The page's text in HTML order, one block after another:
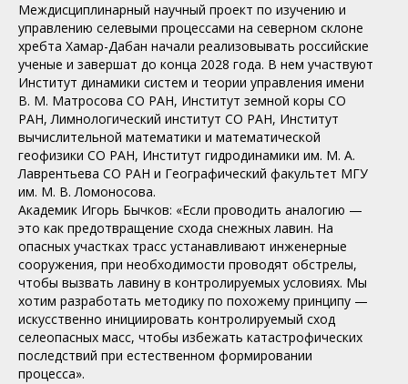
Междисциплинарный научный проект по изучению и
управлению селевыми процессами на северном склоне
хребта Хамар-Дабан начали реализовывать российские
ученые и завершат до конца 2028 года. В нем участвуют
Институт динамики систем и теории управления имени
В. М. Матросова СО РАН, Институт земной коры СО
РАН, Лимнологический институт СО РАН, Институт
вычислительной математики и математической
геофизики СО РАН, Институт гидродинамики им. М. А.
Лаврентьева СО РАН и Географический факультет МГУ
им. М. В. Ломоносова.
Академик Игорь Бычков: «Если проводить аналогию —
это как предотвращение схода снежных лавин. На
опасных участках трасс устанавливают инженерные
сооружения, при необходимости проводят обстрелы,
чтобы вызвать лавину в контролируемых условиях. Мы
хотим разработать методику по похожему принципу —
искусственно инициировать контролируемый сход
селеопасных масс, чтобы избежать катастрофических
последствий при естественном формировании
процесса».